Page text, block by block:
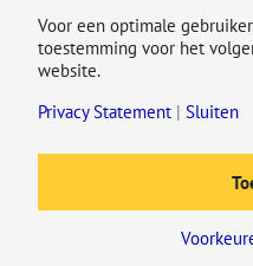
Voor een optimale
toestemming voor het
website.
Privacy Statement | Sluiten